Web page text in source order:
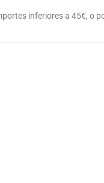
inferiores a 45€, o